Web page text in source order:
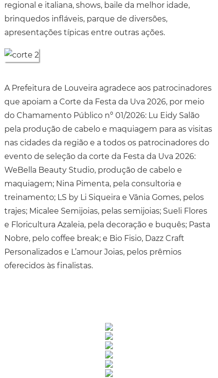
regional e italiana, shows, baile da melhor idade,
brinquedos infláveis, parque de diversões,
apresentações típicas entre outras ações.
A Prefeitura de Louveira agradece aos patrocinadores
que apoiam a Corte da Festa da Uva 2026, por meio
do Chamamento Público nº 01/2026: Lu Eidy Salão
pela produção de cabelo e maquiagem para as visitas
nas cidades da região e a todos os patrocinadores do
evento de seleção da corte da Festa da Uva 2026:
WeBella Beauty Studio, produção de cabelo e
maquiagem; Nina Pimenta, pela consultoria e
treinamento; LS by Li Siqueira e Vânia Gomes, pelos
trajes; Micalee Semijoias, pelas semijoias; Sueli Flores
e Floricultura Azaleia, pela decoração e buquês; Pasta
Nobre, pelo coffee break; e Bio Fisio, Dazz Craft
Personalizados e L’amour Joias, pelos prêmios
oferecidos às finalistas.